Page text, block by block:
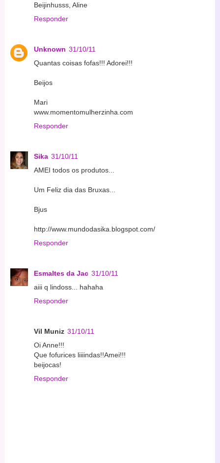
Beijinhusss, Aline
Responder
Unknown 31/10/11
Quantas coisas fofas!!! Adorei!!!
Beijos
Mari
www.momentomulherzinha.com
Responder
Sika 31/10/11
AMEI todos os produtos...
Um Feliz dia das Bruxas...
Bjus
http://www.mundodasika.blogspot.com/
Responder
Esmaltes da Jac 31/10/11
aiii q lindoss... hahaha
Responder
Vil Muniz 31/10/11
Oi Anne!!!
Que fofurices liiiindas!!Amei!!!
beijocas!
Responder